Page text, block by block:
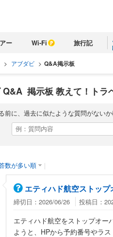
ー Wi-Fi 旅行記
> アブダビ > Q&A掲示板
Q&A 掲示板 教えて！トラ
前に、過去に似たような質問がないか
数が多い順 ｜
エティハド航空ストッ
締切日：2026/06/26 投稿日：
エティハド航空をストップオー
ようと、HPから予約番号やラ